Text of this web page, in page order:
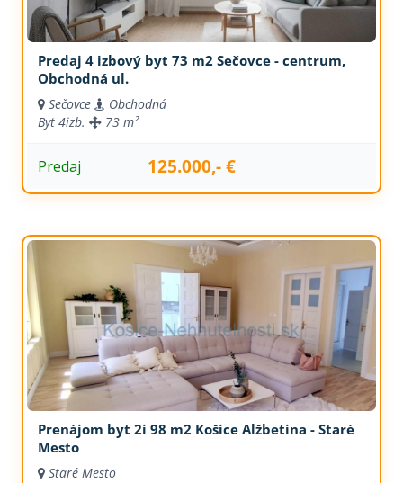
Predaj 4 izbový byt 73 m2 Sečovce - centrum,
Obchodná ul.
Sečovce
Obchodná
Byt 4izb. 73 m²
Predaj 125.000,- €
Prenájom byt 2i 98 m2 Košice Alžbetina - Staré
Mesto
Staré Mesto